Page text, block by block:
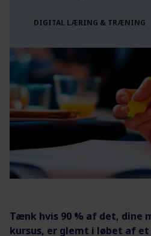
DIGITAL LÆRING & TRÆNING
Tænk hvis 90 % af det, dine
kursus, er glemt i løbet af